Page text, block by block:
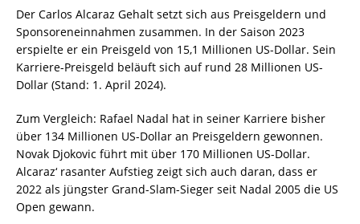
Der Carlos Alcaraz Gehalt setzt sich aus Preisgeldern und
Sponsoreneinnahmen zusammen. In der Saison 2023
erspielte er ein Preisgeld von 15,1 Millionen US-Dollar. Sein
Karriere-Preisgeld beläuft sich auf rund 28 Millionen US-
Dollar (Stand: 1. April 2024).
Zum Vergleich: Rafael Nadal hat in seiner Karriere bisher
über 134 Millionen US-Dollar an Preisgeldern gewonnen.
Novak Djokovic führt mit über 170 Millionen US-Dollar.
Alcaraz‘ rasanter Aufstieg zeigt sich auch daran, dass er
2022 als jüngster Grand-Slam-Sieger seit Nadal 2005 die US
Open gewann.